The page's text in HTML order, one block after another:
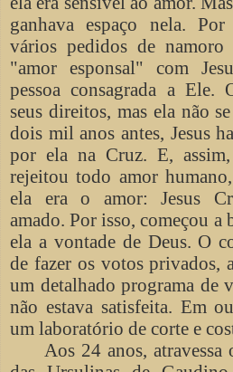
ganhava espaço nela.
vários pedidos de
"amor esponsal" com
pessoa consagrada a Ele.
seus direitos, mas ela não
dois mil anos antes, Jesus
por ela na Cruz. E,
rejeitou todo amor
ela era o amor: Jesus
amado. Por isso, começou a
ela a vontade de Deus. O
de fazer os votos privados,
um detalhado programa de
não estava satisfeita. Em
um laboratório de corte e
Aos 24 anos,